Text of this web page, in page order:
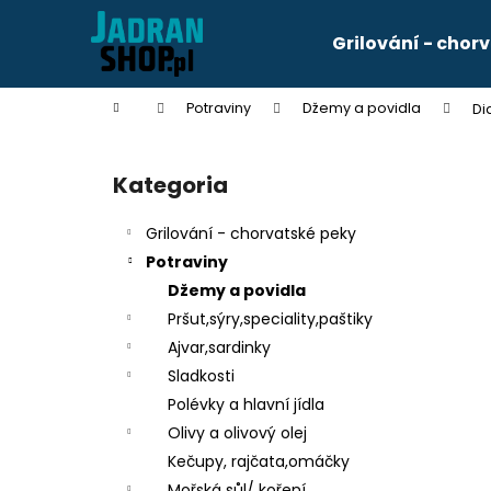
Grilování -
Home Potraviny Džemy a povidla
Pominąć
kategorie
Kategoria
Grilování - chorvatské peky
Potraviny
Džemy a povidla
Pršut,sýry,speciality,paštiky
Ajvar,sardinky
Sladkosti
Polévky a hlavní jídla
Olivy a olivový olej
Kečupy, rajčata,omáčky
z
powrotem
powrotem
KÁVA FRANCK CREMA 250G